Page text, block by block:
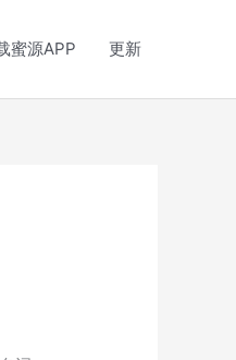
蜜源APP 更新